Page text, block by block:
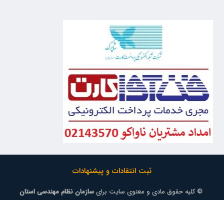
ثبت انتقادات و پیشنهادات
© کلیه حقوق مادی و معنوی سایت برایسازمان نظام مهندسی استان